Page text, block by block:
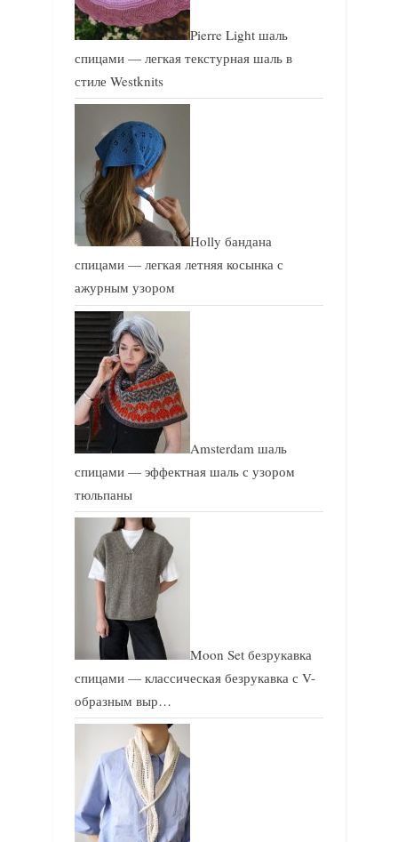
Pierre Light шаль
спицами — легкая текстурная шаль в
стиле Westknits
Holly бандана
спицами — легкая летняя косынка с
ажурным узором
Amsterdam шаль
спицами — эффектная шаль с узором
тюльпаны
Moon Set безрукавка
спицами — классическая безрукавка с V-
образным выр…